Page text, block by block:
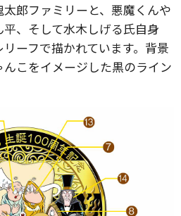
郎ファミリーと、悪魔くんや
、そして水木しげる氏自身
ーフで描かれています。背景
こをイメージした黒のライン